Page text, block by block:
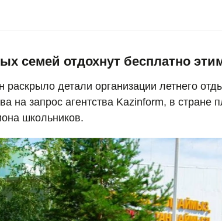
семей отдохнут бесплатно
детали организации летнего
на запрос агентства Kazinform, в стране
школьников.